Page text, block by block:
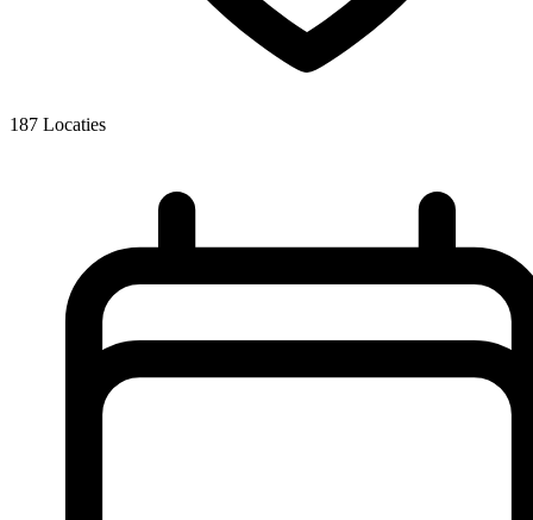
187 Locaties